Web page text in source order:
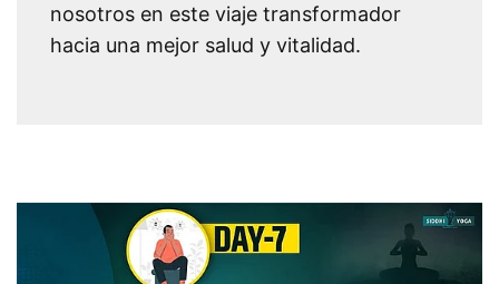
nosotros en este viaje transformador
hacia una mejor salud y vitalidad.